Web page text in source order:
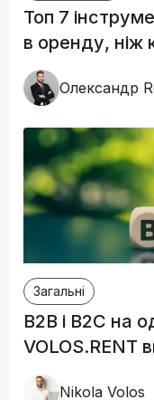
Топ 7
в оренду, ніж
Oлександр
Загальні
B2B і B2C на
VOLOS.RENT
Nikola Volos